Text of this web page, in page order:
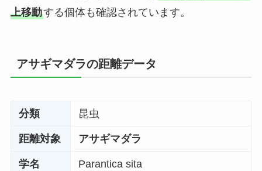
上移動する個体も確認されています。
アサギマダラの距離データ
分類 昆虫
距離対象 アサギマダラ
学名 Parantica sita